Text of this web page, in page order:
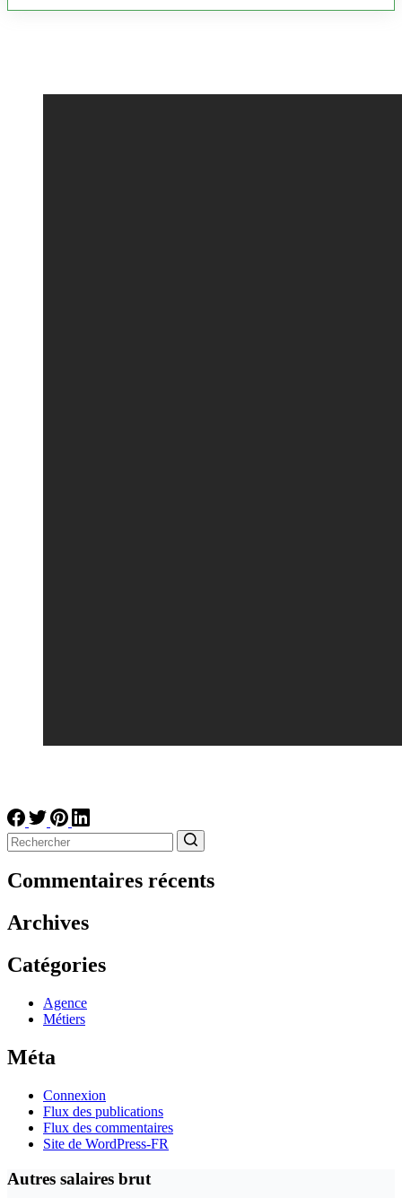
résultat
Commentaires récents
Archives
Catégories
Agence
Métiers
Méta
Connexion
Flux des publications
Flux des commentaires
Site de WordPress-FR
Autres salaires brut